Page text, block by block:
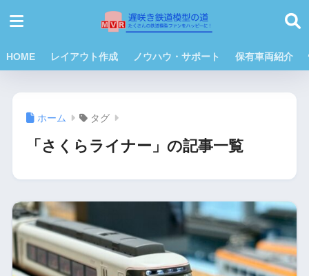
HOME レイアウト作成 ノウハウ・サポート 保有車両紹介
ホーム タグ
「さくらライナー」の記事一覧